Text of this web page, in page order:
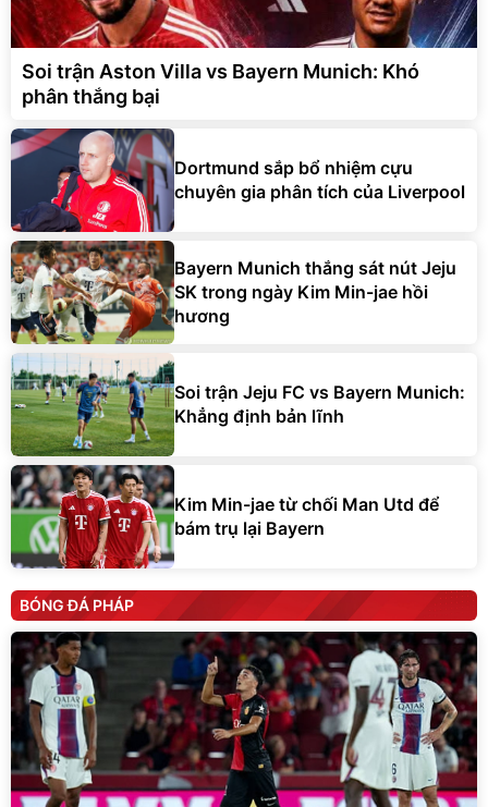
Soi trận Aston Villa vs Bayern Munich: Khó
phân thắng bại
Dortmund sắp bổ nhiệm cựu
chuyên gia phân tích của Liverpool
Bayern Munich thắng sát nút Jeju
SK trong ngày Kim Min-jae hồi
hương
Soi trận Jeju FC vs Bayern Munich:
Khẳng định bản lĩnh
Kim Min-jae từ chối Man Utd để
bám trụ lại Bayern
BÓNG ĐÁ PHÁP